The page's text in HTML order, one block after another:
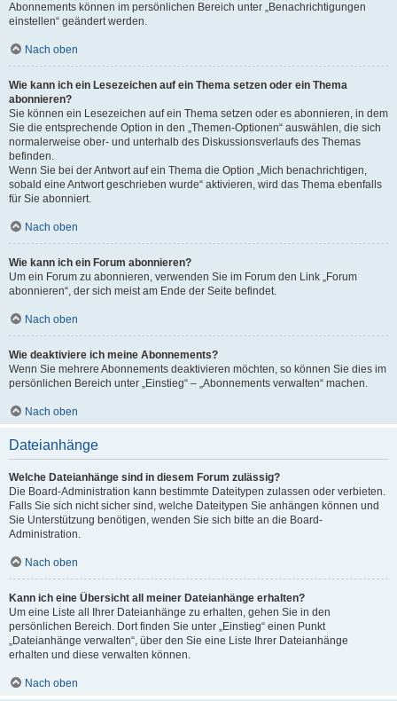
Abonnements können im persönlichen Bereich unter „Benachrichtigungen
einstellen“ geändert werden.
Nach oben
Wie kann ich ein Lesezeichen auf ein Thema setzen oder ein Thema
abonnieren?
Sie können ein Lesezeichen auf ein Thema setzen oder es abonnieren, in dem
Sie die entsprechende Option in den „Themen-Optionen“ auswählen, die sich
normalerweise ober- und unterhalb des Diskussionsverlaufs des Themas
befinden.
Wenn Sie bei der Antwort auf ein Thema die Option „Mich benachrichtigen,
sobald eine Antwort geschrieben wurde“ aktivieren, wird das Thema ebenfalls
für Sie abonniert.
Nach oben
Wie kann ich ein Forum abonnieren?
Um ein Forum zu abonnieren, verwenden Sie im Forum den Link „Forum
abonnieren“, der sich meist am Ende der Seite befindet.
Nach oben
Wie deaktiviere ich meine Abonnements?
Wenn Sie mehrere Abonnements deaktivieren möchten, so können Sie dies im
persönlichen Bereich unter „Einstieg“ – „Abonnements verwalten“ machen.
Nach oben
Dateianhänge
Welche Dateianhänge sind in diesem Forum zulässig?
Die Board-Administration kann bestimmte Dateitypen zulassen oder verbieten.
Falls Sie sich nicht sicher sind, welche Dateitypen Sie anhängen können und
Sie Unterstützung benötigen, wenden Sie sich bitte an die Board-
Administration.
Nach oben
Kann ich eine Übersicht all meiner Dateianhänge erhalten?
Um eine Liste all Ihrer Dateianhänge zu erhalten, gehen Sie in den
persönlichen Bereich. Dort finden Sie unter „Einstieg“ einen Punkt
„Dateianhänge verwalten“, über den Sie eine Liste Ihrer Dateianhänge
erhalten und diese verwalten können.
Nach oben